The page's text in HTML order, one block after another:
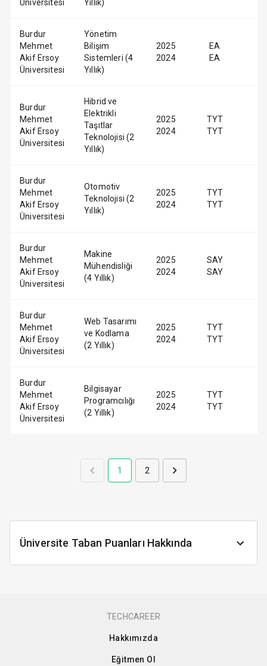
Üniversitesi Yıllık)
Burdur
Mehmet
Akif Ersoy
Üniversitesi
Yönetim
Bilişim
Sistemleri (4
Yıllık)
2025
2024
EA
EA
Burdur
Mehmet
Akif Ersoy
Üniversitesi
Hibrid ve
Elektrikli
Taşıtlar
Teknolojisi (2
Yıllık)
2025
2024
TYT
TYT
Burdur
Mehmet
Akif Ersoy
Üniversitesi
Otomotiv
Teknolojisi (2
Yıllık)
2025
2024
TYT
TYT
Burdur
Mehmet
Akif Ersoy
Üniversitesi
Makine
Mühendisliği
(4 Yıllık)
2025
2024
SAY
SAY
Burdur
Mehmet
Akif Ersoy
Üniversitesi
Web Tasarımı
ve Kodlama
(2 Yıllık)
2025
2024
TYT
TYT
Burdur
Mehmet
Akif Ersoy
Üniversitesi
Bilgisayar
Programcılığı
(2 Yıllık)
2025
2024
TYT
TYT
1 2
Üniversite Taban Puanları Hakkında
TECHCAREER
Hakkımızda
Eğitmen Ol